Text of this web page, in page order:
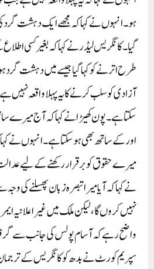
ہو۔ انہوں نے کہا کہ مجھے ایک دہشت
گیا۔ کانگریس لیڈر نے کہا کہ بغیر کسی
طرح اترنے کو کہا گیا جیسے میں دہشت
آزادی کو سلب کرنے کا یہ پہلا واقعہ
سکتا ہے۔پون کھیڑا نے کہا کہ آج میرے
اور کے ساتھ بھی ہوسکتا ہے۔ انہوں نے
میرے حقوق کو برقرار رکھنے کے لیے
نے کہا کہ آیا میرا تبصرہ زبان پھسلنے کی وجہ
نہیں کروں گا، لیکن ملک میں غیر اعلانیہ
واضح رہے کہ آسام پولس کی جانب سے
سپریم کورٹ نے بدھ کو کانگریس کے